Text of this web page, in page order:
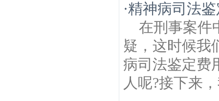
·精神病司法
在刑事案件
疑，这时候我
病司法鉴定费
人呢?接下来